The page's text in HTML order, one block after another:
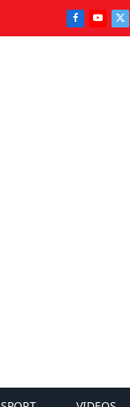
FacebookX